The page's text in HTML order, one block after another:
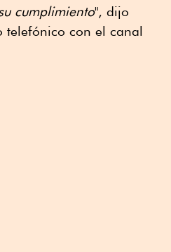
cumplimiento", dijo
telefónico con el canal